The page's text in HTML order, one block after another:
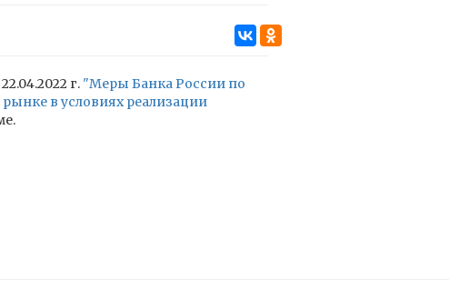
г. "Меры Банка России по
в условиях реализации